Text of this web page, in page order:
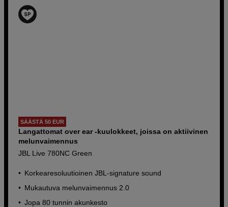
SÄÄSTÄ 50 EUR
Langattomat over ear -kuulokkeet, joissa on aktiivinen
melunvaimennus
JBL Live 780NC Green
Korkearesoluutioinen JBL-signature sound
Mukautuva melunvaimennus 2.0
Jopa 80 tunnin akunkesto